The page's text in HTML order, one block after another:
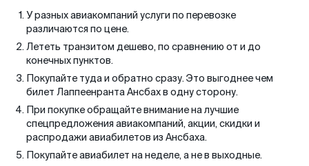
У разных авиакомпаний услуги по перевозке
различаются по цене.
Лететь транзитом дешево, по сравнению от и до
конечных пунктов.
Покупайте туда и обратно сразу. Это выгоднее чем
билет Лаппеенранта Ансбах в одну сторону.
При покупке обращайте внимание на лучшие
спецпредложения авиакомпаний, акции, скидки и
распродажи авиабилетов из Ансбаха.
Покупайте авиабилет на неделе, а не в выходные.